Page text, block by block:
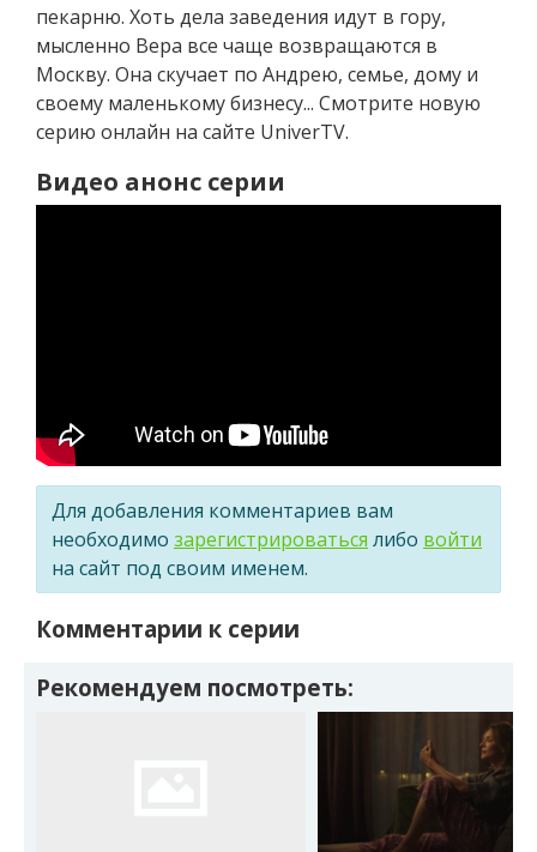
пекарню. Хоть дела заведения идут в гору,
мысленно Вера все чаще возвращаются в
Москву. Она скучает по Андрею, семье, дому и
своему маленькому бизнесу... Смотрите новую
серию онлайн на сайте UniverTV.
Видео анонс серии
Для добавления комментариев вам
необходимо зарегистрироваться либо войти
на сайт под своим именем.
Комментарии к серии
Рекомендуем посмотреть: